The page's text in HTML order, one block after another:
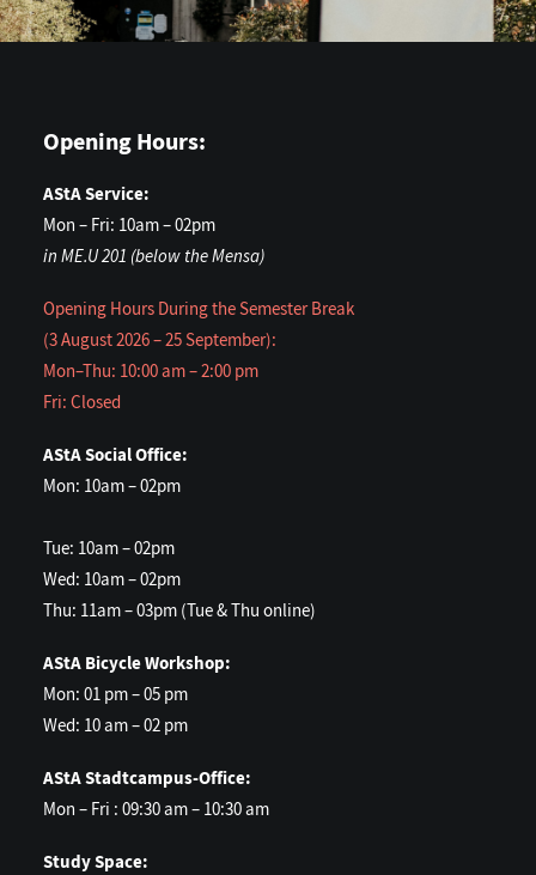
Opening Hours:
AStA Service:
Mon – Fri: 10am – 02pm
in ME.U 201 (below the Mensa)
Opening Hours During the Semester Break
(3 August 2026 – 25 September):
Mon–Thu: 10:00 am – 2:00 pm
Fri: Closed
AStA Social Office:
Mon: 10am – 02pm
Tue: 10am – 02pm
Wed: 10am – 02pm
Thu: 11am – 03pm (Tue & Thu online)
AStA Bicycle Workshop:
Mon: 01 pm – 05 pm
Wed: 10 am – 02 pm
AStA Stadtcampus-Office:
Mon – Fri : 09:30 am – 10:30 am
Study Space: